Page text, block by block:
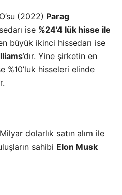
(2022) Parag
ise %24’4 lük hisse ile
büyük ikinci hissedarı ise
’dır. Yine şirketin en
%10’luk hisseleri elinde
dolarlık satın alım ile
sahibi Elon Musk